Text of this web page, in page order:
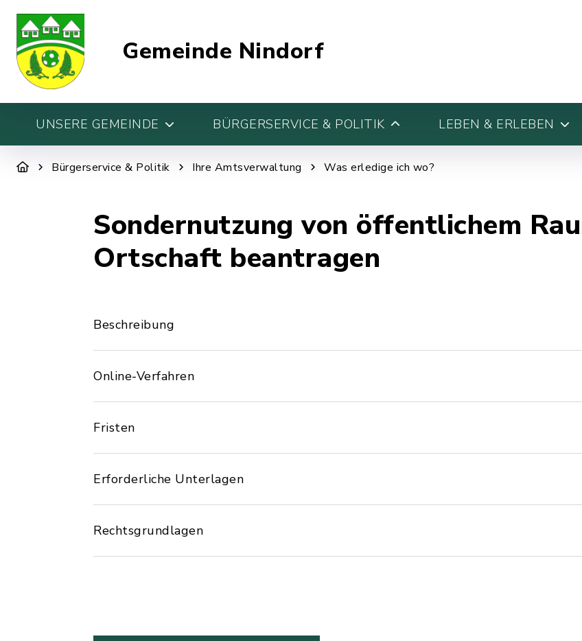
Gemeinde Nindorf
UNSERE GEMEINDE BÜRGERSERVICE & POLITIK LEBEN & ERLEBEN
Bürgerservice & Politik Ihre Amtsverwaltung Was erledige ich wo?
Sondernutzung von öffentlichem
Ortschaft beantragen
Beschreibung
Online-Verfahren
Fristen
Erforderliche Unterlagen
Rechtsgrundlagen